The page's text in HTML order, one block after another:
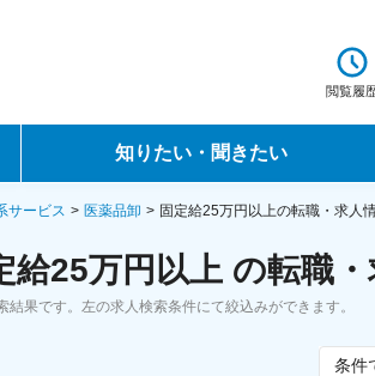
閲覧履
知りたい・聞きたい
転職ノウハウ
データで見る転職
サービス 医薬品卸 固定給25万円以上の転職・求人
給25万円以上 の転職
果です。左の求人検索条件にて絞込みができます。
条件